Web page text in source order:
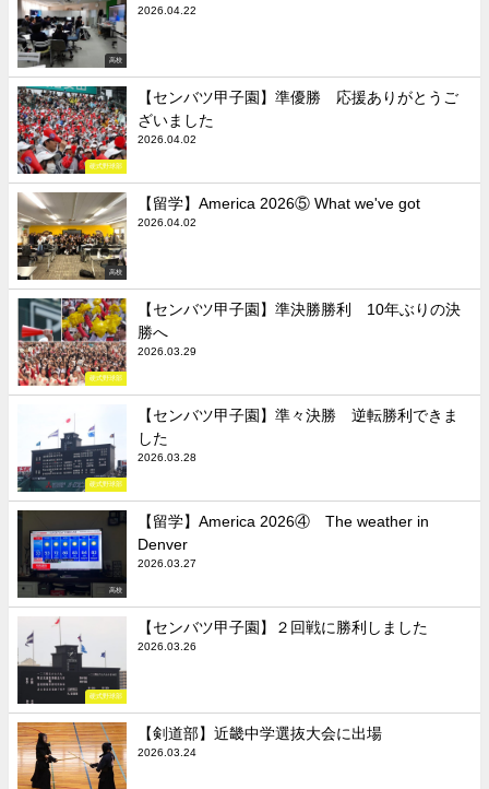
高校
2026.04.22
硬式野球部
【センバツ甲子園】準優勝 応援ありがとうご
ざいました
2026.04.02
高校
【留学】America 2026⑤ What we've got
2026.04.02
硬式野球部
【センバツ甲子園】準決勝勝利 10年ぶりの決
勝へ
2026.03.29
硬式野球部
【センバツ甲子園】準々決勝 逆転勝利できま
した
2026.03.28
高校
【留学】America 2026④ The weather in
Denver
2026.03.27
硬式野球部
【センバツ甲子園】２回戦に勝利しました
2026.03.26
【剣道部】近畿中学選抜大会に出場
2026.03.24